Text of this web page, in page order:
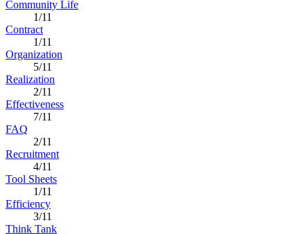
Community Life
1/11
Contract
1/11
Organization
5/11
Realization
2/11
Effectiveness
7/11
FAQ
2/11
Recruitment
4/11
Tool Sheets
1/11
Efficiency
3/11
Think Tank